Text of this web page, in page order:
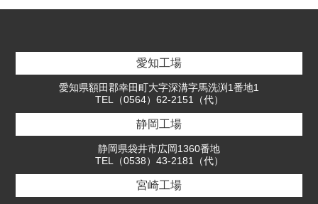
愛知工場
愛知県額田郡幸田町大字深溝字馬洗渕1番地1
TEL（0564）62-2151（代）
静岡工場
静岡県袋井市広岡1360番地
TEL（0538）43-2181（代）
宮崎工場